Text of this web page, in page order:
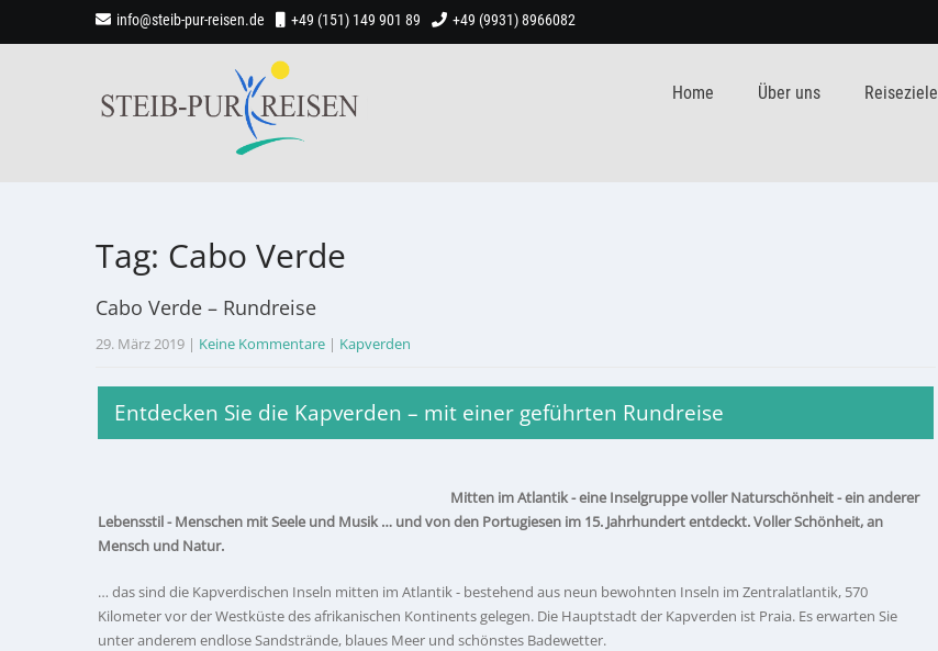
+49 (9931) 8966082
+49 (151) 149 901 89
info@steib-pur-reisen.de
Home Über uns Reiseziele
Tag: Cabo Verde
Cabo Verde – Rundreise
29. März 2019 | Keine Kommentare | Kapverden
Entdecken Sie die Kapverden – mit einer geführten Rundreise
Mitten im Atlantik - eine Inselgruppe voller Naturschönheit - ein anderer
Lebensstil - Menschen mit Seele und Musik … und von den Portugiesen im 15. Jahrhundert entdeckt. Voller Schönheit, an
Mensch und Natur.
… das sind die Kapverdischen Inseln mitten im Atlantik - bestehend aus neun bewohnten Inseln im Zentralatlantik, 570
Kilometer vor der Westküste des afrikanischen Kontinents gelegen. Die Hauptstadt der Kapverden ist Praia. Es erwarten Sie
unter anderem endlose Sandstrände, blaues Meer und schönstes Badewetter.